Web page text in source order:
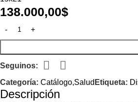
138.000,00$
Seguinos:
Categoría: Catálogo,Salud Etiqueta:
Descripción